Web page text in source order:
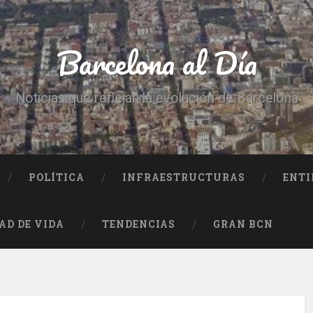
Barcelona al Día
Noticias que reflejan la evolución de Barcelona
POLÍTICA INFRAESTRUCTURAS
DE VIDA TENDENCIAS GRAN BCN